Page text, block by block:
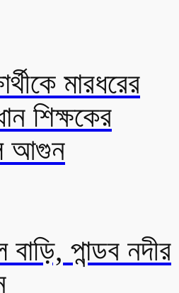
মারধরের
শিক্ষকের
আগুন
পান্ডব নদীর